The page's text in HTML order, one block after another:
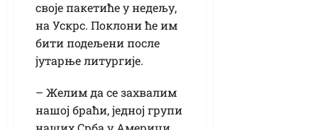
своје пакетиће у недељу,
на Ускрс. Поклони ће им
бити подељени после
јутарње литургије.
– Желим да се захвалим
нашој браћи, једној групи